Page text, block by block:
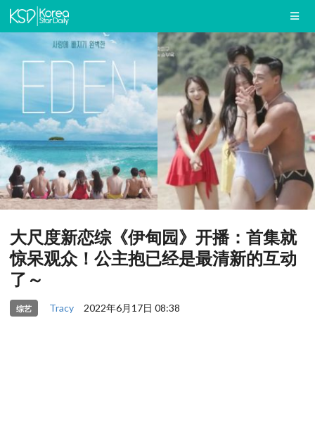
大尺度新恋综《伊甸园》开播：首集就
惊呆观众！公主抱已经是最清新的互动
了～
综艺 Tracy 2022年6月17日 08:38